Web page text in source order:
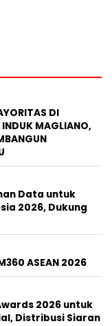
DI
INDUK MAGLIANO,
Data untuk
2026, Dukung
ASEAN 2026
2026 untuk
Distribusi Siaran